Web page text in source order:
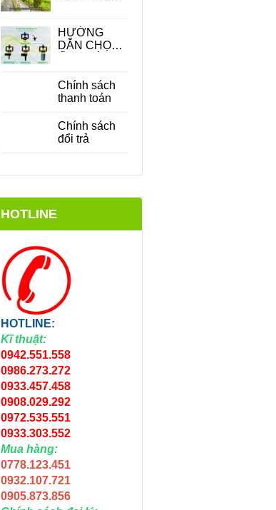
CÂY ĂN
QUẢ PHÙ
HƯỚNG
DẪN CHỌN
TƯỚI CÂY
PHÙ HỢP
KIỆM CHI
PHÍ
Chính sách
thanh toán
Chính sách
đổi trả
HOTLINE
HOTLINE:
Kĩ thuật:
0942.551.558
0986.273.272
0933.457.458
0908.029.292
0972.535.551
0933.303.552
Mua hàng:
0778.123.451
0932.107.721
0905.873.856